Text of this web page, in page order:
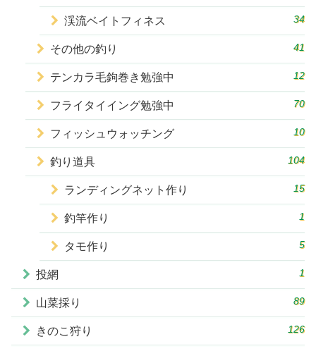
渓流ベイトフィネス 34
その他の釣り 41
テンカラ毛鉤巻き勉強中 12
フライタイイング勉強中 70
フィッシュウォッチング 10
釣り道具 104
ランディングネット作り 15
釣竿作り 1
タモ作り 5
投網 1
山菜採り 89
きのこ狩り 126